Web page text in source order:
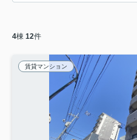
4棟 12件
賃貸マンション